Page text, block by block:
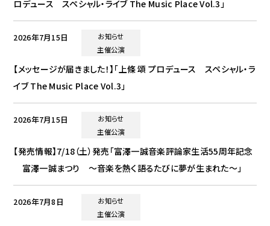
ロデュース スペシャル・ライブ The Music Place Vol.3」
2026年7月15日
お知らせ
主催公演
【メッセージが届きました！】「上條 頌 プロデュース スペシャル・ラ
イブ The Music Place Vol.3」
2026年7月15日
お知らせ
主催公演
【発売情報】7/18（土）発売「富澤一誠音楽評論家生活55周年記念
富澤一誠まつり ～音楽を熱く語るたびに夢が生まれた～」
2026年7月8日
お知らせ
主催公演